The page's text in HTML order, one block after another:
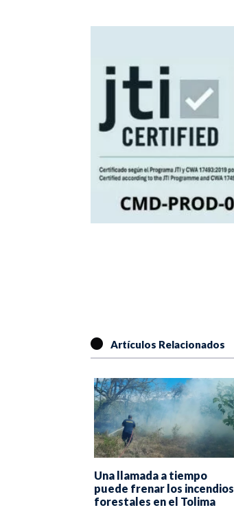
Artículos Relacionados
Una llamada a tiempo
puede frenar los incendios
forestales en el Tolima